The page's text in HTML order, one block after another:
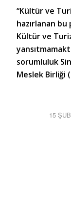
“Kültür ve
hazırlanan
Kültür ve
sorumluluk
Meslek Birliği
15 /